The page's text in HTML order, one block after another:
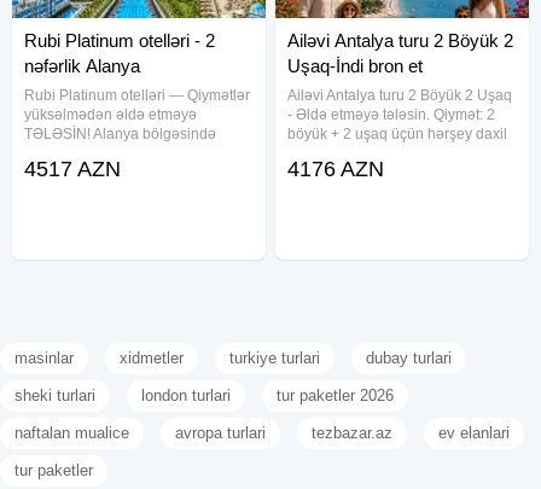
Rubi Platinum otelləri - 2
nəfərlik Alanya
Rubi Platinum otelləri — Qiymətlər
yüksəlmədən əldə etməyə
TƏLƏSİN! Alanya bölgəsində
keyfiyyət balansı ilə seçilən otel
4517 AZN
Ailəvi Antalya turu 2 Böyük 2
Uşaq-İndi bron et
Ailəvi Antalya turu 2 Böyük 2 Uşaq
- Əldə etməyə tələsin. Qiymət: 2
böyük + 2 uşaq üçün hərşey daxil
başlayır və otellərə görə dəyişir.
4176 AZN
masinlar xidmetler turkiye turlari dubay turlari
sheki turlari london turlari tur paketler 2026
naftalan mualice avropa turlari tezbazar.az ev elanlari
tur paketler